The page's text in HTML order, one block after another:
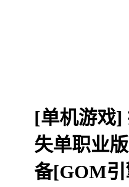
[单机游戏]
失单职业
备[GOM